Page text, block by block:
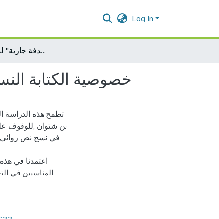
Log In
خصوصية الكتابة النسوية في المجموعة القصصية "صدفة جارية" لنجوى بن شتوان
خصوصية الكتابة
تطمح هذه الدراسة
بن شتوان ,للوقوف
في نسج نص روائي
اعتمدنا في
المناسبين في